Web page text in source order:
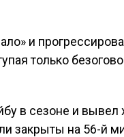
и
только
в сезоне и вывел
закрыты на 56-й